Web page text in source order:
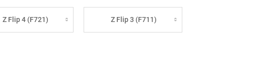
Z Flip 4 (F721) Z Flip 3 (F711)